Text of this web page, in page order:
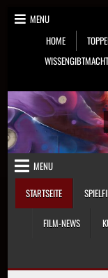
Skip
MENU
HOME
WISSENGIBTMACHT
MENU
STARTSEITE
FILM-NEWS